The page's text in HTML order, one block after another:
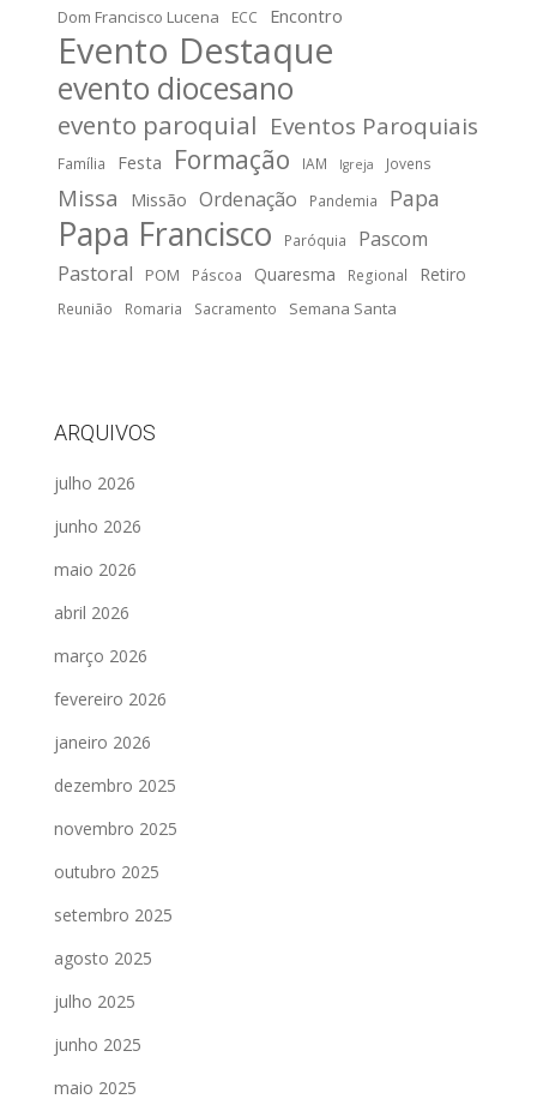
Dom Francisco Lucena
ECC Encontro
Evento Destaque
evento diocesano
evento paroquial Eventos Paroquiais
Família Festa Formação IAM Igreja Jovens
Missa Missão Ordenação Pandemia Papa
Papa Francisco Paróquia
Pascom
Pastoral
POM Páscoa Quaresma Regional Retiro
Reunião Romaria Sacramento Semana Santa
ARQUIVOS
julho 2026
junho 2026
maio 2026
abril 2026
março 2026
fevereiro 2026
janeiro 2026
dezembro 2025
novembro 2025
outubro 2025
setembro 2025
agosto 2025
julho 2025
junho 2025
maio 2025